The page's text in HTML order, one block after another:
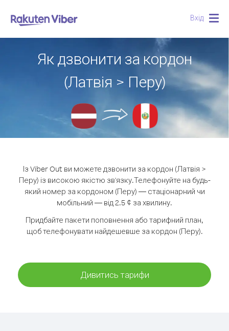
Вхід
Як дзвонити за кордон
(Латвія > Перу)
Із Viber Out ви можете дзвонити за кордон (Латвія >
Перу) із високою якістю зв'язку.Телефонуйте на будь-
який номер за кордоном (Перу) — стаціонарний чи
мобільний — від 2.5 ¢ за хвилину.
Придбайте пакети поповнення або тарифний план,
щоб телефонувати найдешевше за кордон (Перу).
Дивитись тарифи